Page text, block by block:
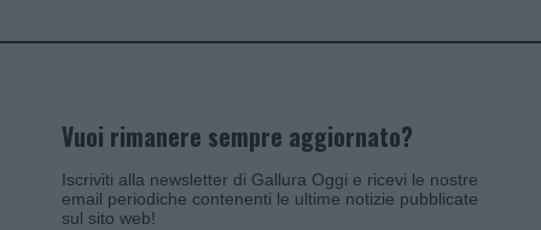
Vuoi rimanere sempre aggiornato?
Iscriviti alla newsletter di Gallura Oggi e ricevi le nostre
email periodiche contenenti le ultime notizie pubblicate
sul sito web!